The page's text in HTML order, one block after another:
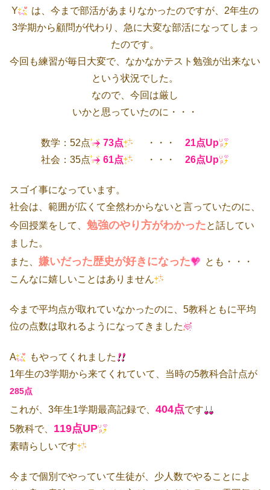
Y
は、今まで部活があまりなかったのですが、2年生の
3学期から顧問が代わり、急に大変な部活になってしまっ
たのです。
今回も練習が毎日大変で、なかなかテスト勉強が出来ない
という状況でした。
なので、今回は厳し
いかと思っていたのに・・・
数学：52点 73点 ・・・ 21点Up
社会：35点
61点 ・・・ 26点Up
スゴイ事になっています。
社会は、範囲が広くて全然わからないと言っていたのに、
今回授業をして、 勉強のやり方がわかったと話してい
ました。
また、 嫌いだった歴史が好きになった
とも・・・
こんなに嬉しいことはありません
今まで平均点が取れていなかったのに、5教科ともに平均
位の点数は取れるようになってきました
A
もやってくれました
1年生の3学期から来てくれていて、当時の5教科合計点が
285点
これが、3年生1学期最高記録で、 404点です
5教科で、 119点UP
素晴らしいです
今まで個別でやっていて生徒が、少人数でやることによ